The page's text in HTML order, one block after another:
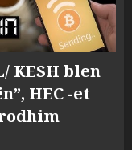
KESH blen
HEC -et